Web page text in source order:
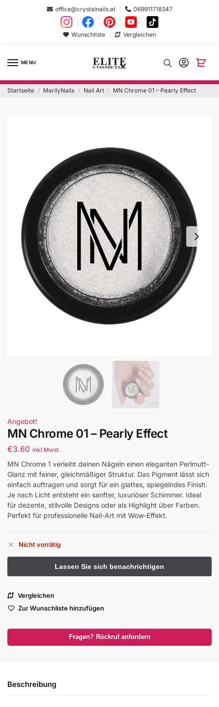
office@crystalnails.at 069911718347
Wunschliste Vergleichen
MENU
Startseite / MarilyNails / Nail Art / MN Chrome 01 – Pearly Effect
Angebot!
MN Chrome 01 – Pearly Effect
€3.60 inkl Mwst.
MN Chrome 1 verleiht deinen Nägeln einen eleganten Perlmutt-
Glanz mit feiner, gleichmäßiger Struktur. Das Pigment lässt sich
einfach auftragen und sorgt für ein glattes, spiegelndes Finish.
Je nach Licht entsteht ein sanfter, luxuriöser Schimmer. Ideal
für dezente, stilvolle Designs oder als Highlight über Farben.
Perfekt für professionelle Nail-Art mit Wow-Effekt.
Nicht vorrätig
Vergleichen
Zur Wunschliste hinzufügen
Fragen? Rückruf anfordern
Beschreibung